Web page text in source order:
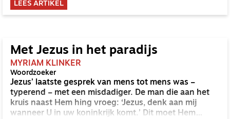
midden in deze tijd te plaatsen.
LEES ARTIKEL
Met Jezus in het paradijs
MYRIAM KLINKER
Woordzoeker
Jezus’ laatste gesprek van mens tot mens was –
typerend – met een misdadiger. De man die aan het
kruis naast Hem hing vroeg: ‘Jezus, denk aan mij
wanneer U in uw koninkrijk komt.’ Dit moet Hem